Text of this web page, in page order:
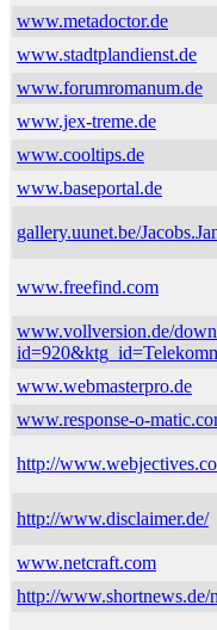
www.metadoctor.de
www.stadtplandienst.de
www.forumromanum.de
www.jex-treme.de
www.cooltips.de
www.baseportal.de
gallery.uunet.be/
www.freefind.com
www.vollversion.de/
www.webmasterpro.de
www.response-o-
http://
http://www.disclaimer.de/
www.netcraft.com
http://